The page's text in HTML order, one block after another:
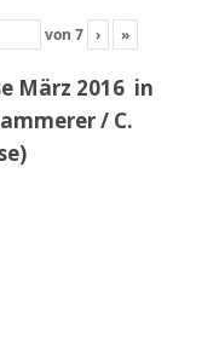
von 7 › »
März 2016 in
/ C.